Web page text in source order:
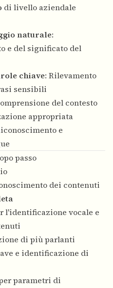
di livello aziendale
naturale:
e del significato del
chiave: Rilevamento
sensibili
del contesto
appropriata
e
passo
dei contenuti
l'identificazione vocale e
di più parlanti
e identificazione di
parametri di